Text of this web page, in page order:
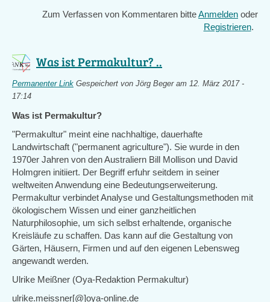
external)
Zum Verfassen von Kommentaren bitteAnmelden oder
Registrieren.
Was ist Permakultur? ..
Permanenter Link Gespeichert von Jörg Begeram 12. März 2017 -
17:14
Was ist Permakultur?
"Permakultur" meint eine nachhaltige, dauerhafte
Landwirtschaft ("permanent agriculture"). Sie wurde in den
1970er Jahren von den Australiern Bill Mollison und David
Holmgren initiiert. Der Begriff erfuhr seitdem in seiner
weltweiten Anwendung eine Bedeutungserweiterung.
Permakultur verbindet Analyse und Gestaltungsmethoden mit
ökologischem Wissen und einer ganzheitlichen
Naturphilosophie, um sich selbst erhaltende, organische
Kreisläufe zu schaffen. Das kann auf die Gestaltung von
Gärten, Häusern, Firmen und auf den eigenen Lebensweg
angewandt werden.
Ulrike Meißner (Oya-Redaktion Permakultur)
ulrike.meissner[@]oya-online.de